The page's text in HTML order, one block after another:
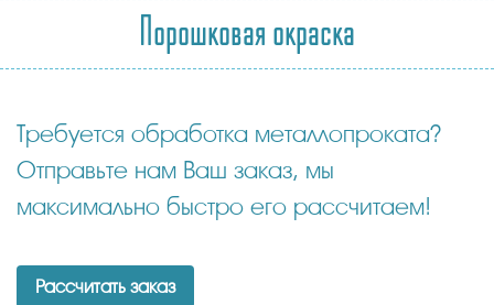
Порошковая окраска
Требуется обработка металлопроката?
Отправьте нам Ваш заказ, мы
максимально быстро его рассчитаем!
Рассчитать заказ